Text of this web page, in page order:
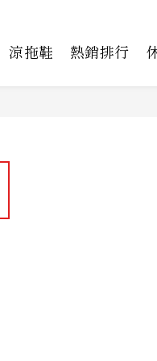
涼拖鞋 熱銷排行